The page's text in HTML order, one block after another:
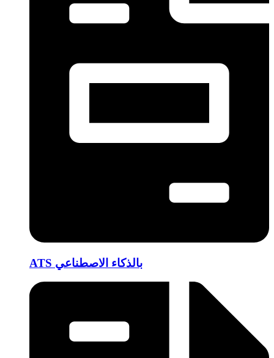
ATS بالذكاء الاصطناعي